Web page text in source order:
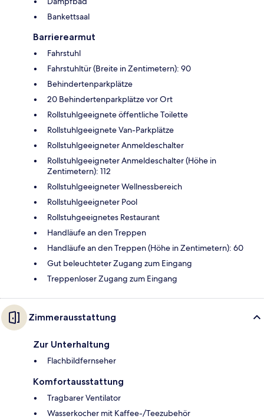
Bankettsaal
Barrierearmut
Fahrstuhl
Fahrstuhltür (Breite in Zentimetern): 90
Behindertenparkplätze
20 Behindertenparkplätze vor Ort
Rollstuhlgeeignete öffentliche Toilette
Rollstuhlgeeignete Van-Parkplätze
Rollstuhlgeeigneter Anmeldeschalter
Rollstuhlgeeigneter Anmeldeschalter (Höhe in
Zentimetern): 112
Rollstuhlgeeigneter Wellnessbereich
Rollstuhlgeeigneter Pool
Rollstuhgeeignetes Restaurant
Handläufe an den Treppen
Handläufe an den Treppen (Höhe in Zentimetern): 60
Gut beleuchteter Zugang zum Eingang
Treppenloser Zugang zum Eingang
Zimmerausstattung
Zur Unterhaltung
Flachbildfernseher
Komfortausstattung
Tragbarer Ventilator
Wasserkocher mit Kaffee-/Teezubehör